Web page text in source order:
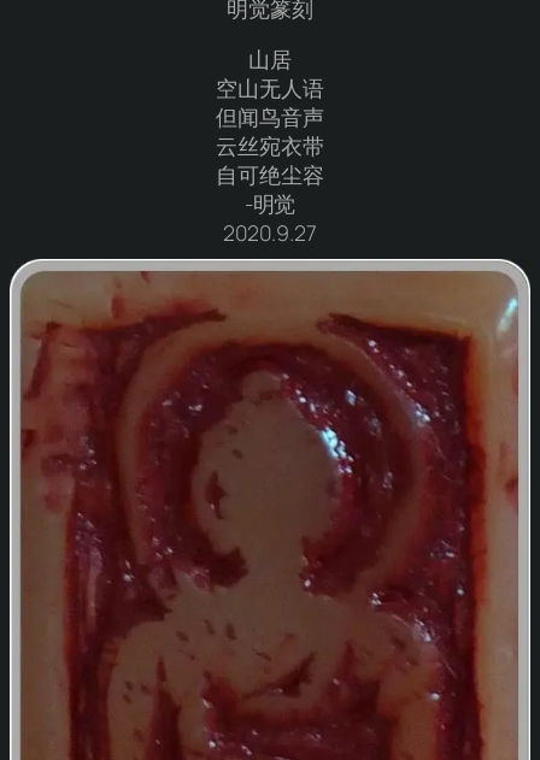
明觉篆刻
山居
空山无人语
但闻鸟音声
云丝宛衣带
自可绝尘容
-明觉
2020.9.27